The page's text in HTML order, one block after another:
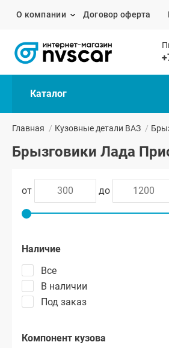
О компании Договор оферта
Каталог
Главная / Кузовные детали ВАЗ /
Брызговики Лада
от до
Наличие
Все
В наличии
Под заказ
Компонент кузова